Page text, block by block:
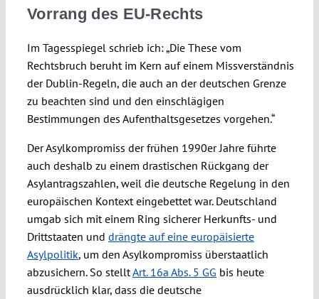
Vorrang des EU-Rechts
Im Tagesspiegel schrieb ich: „Die These vom
Rechtsbruch beruht im Kern auf einem Missverständnis
der Dublin-Regeln, die auch an der deutschen Grenze
zu beachten sind und den einschlägigen
Bestimmungen des Aufenthaltsgesetzes vorgehen.“
Der Asylkompromiss der frühen 1990er Jahre führte
auch deshalb zu einem drastischen Rückgang der
Asylantragszahlen, weil die deutsche Regelung in den
europäischen Kontext eingebettet war. Deutschland
umgab sich mit einem Ring sicherer Herkunfts- und
Drittstaaten und drängte auf eine europäisierte
Asylpolitik, um den Asylkompromiss überstaatlich
abzusichern. So stelltArt. 16a Abs. 5 GG bis heute
ausdrücklich klar, dass die deutsche